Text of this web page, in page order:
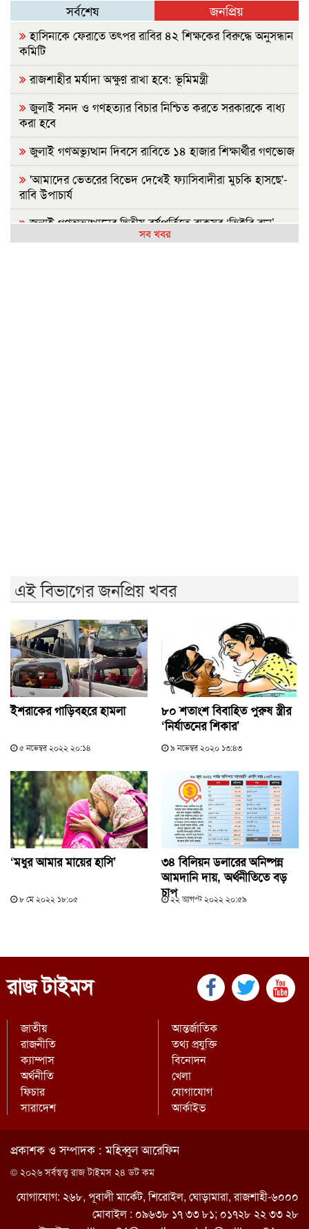
সর্বশেষ জনপ্রিয়
হাসিনাকে ফেরাতে তৎপর রাবির ৪২ শিক্ষকের বিরুদ্ধে অনুসন্ধান
কমিটি
রাজশাহীর মর্যাদা অক্ষুণ্ন রাখা হবে: ভূমিমন্ত্রী
জুলাই সনদ ও গণহত্যার বিচার নিশ্চিত করতে সরকারকে বাধ্য
করা হবে
জুলাই গণঅভ্যুত্থান দিবসে রাবিতে ১৪ হাজার শিক্ষার্থীর গণভোজ
'আমাদের ভেতরের বিভেদ দেখেই ফ্যাসিবাদীরা মুচকি হাসছে'-
রাবি উপাচার্য
জুলাই গণঅভ্যুত্থানের দ্বিতীয় বর্ষপূর্তিতে রাকসুর ‘ভিক্টরি রান’
সব খবর
এই বিভাগের জনপ্রিয় খবর
ইশরাকের গাড়িবহরে হামলা
৫ নভেম্বর ২০২২ ২০:১৪
৮০ শতাংশ বিবাহিত পুরুষ স্ত্রীর
‘নির্যাতনের শিকার’
৯ নভেম্বর ২০২০ ১৩:৪৩
‘মধুর আমার মায়ের হাসি’
৮ মে ২০২২ ১৮:০৫
৩৪ বিলিয়ন ডলারের অনিষ্পন্ন
আমদানি দায়, অর্থনীতিতে বড়
চাপ২২ আগস্ট ২০২২ ২০:৫৯
রাজ টাইমস
জাতীয়
রাজনীতি
আন্তর্জাতিক
তথ্য প্রযুক্তি
ক্যাম্পাস
অর্থনীতি
বিনোদন
খেলা
ফিচার
সারাদেশ
যোগাযোগ
আর্কাইভ
প্রকাশক ও সম্পাদক : মহিব্বুল আরেফিন
© ২০২৬ সর্বস্বত্ত্ব রাজ টাইমস ২৪ ডট কম
যোগাযোগ: ২৬৮, পূবালী মার্কেট, শিরোইল, ঘোড়ামারা, রাজশাহী-৬০০০
মোবাইল : ০৯৬৩৮ ১৭ ৩৩ ৮১; ০১৭২৮ ২২ ৩৩ ২৮